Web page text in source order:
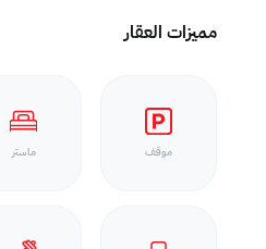
مميزات العقار
موقف ماستر